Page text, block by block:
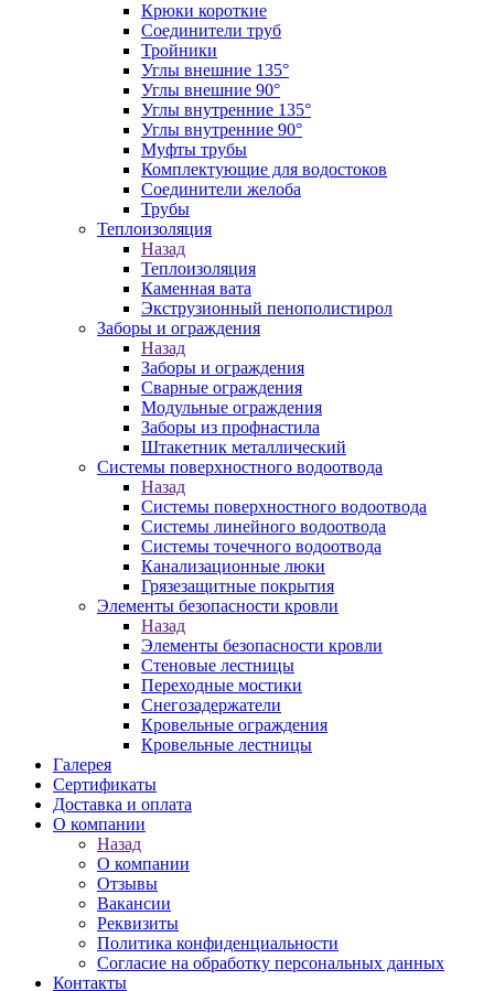
Крюки короткие
Соединители труб
Тройники
Углы внешние 135°
Углы внешние 90°
Углы внутренние 135°
Углы внутренние 90°
Муфты трубы
Комплектующие для водостоков
Соединители желоба
Трубы
Теплоизоляция
Назад
Теплоизоляция
Каменная вата
Экструзионный пенополистирол
Заборы и ограждения
Назад
Заборы и ограждения
Сварные ограждения
Модульные ограждения
Заборы из профнастила
Штакетник металлический
Системы поверхностного водоотвода
Назад
Системы поверхностного водоотвода
Системы линейного водоотвода
Системы точечного водоотвода
Канализационные люки
Грязезащитные покрытия
Элементы безопасности кровли
Назад
Элементы безопасности кровли
Стеновые лестницы
Переходные мостики
Снегозадержатели
Кровельные ограждения
Кровельные лестницы
Галерея
Сертификаты
Доставка и оплата
О компании
Назад
О компании
Отзывы
Вакансии
Реквизиты
Политика конфиденциальности
Согласие на обработку персональных данных
Контакты